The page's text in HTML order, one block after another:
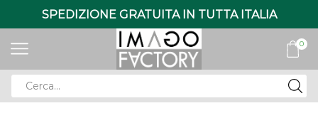
SPEDIZIONE GRATUITA IN TUTTA ITALIA
0
input